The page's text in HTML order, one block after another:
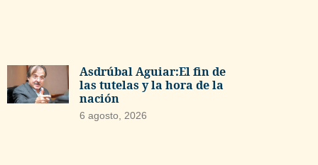
Asdrúbal Aguiar:El fin de
las tutelas y la hora de la
nación
6 agosto, 2026